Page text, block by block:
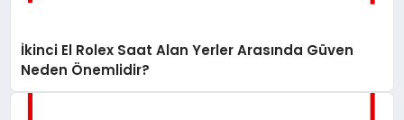
İkinci El Rolex Saat Alan Yerler Arasında Güven
Neden Önemlidir?